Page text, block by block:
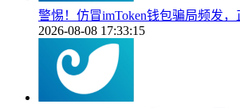
警惕！仿冒imToken钱包骗局频发，
2026-08-08 17:33:15